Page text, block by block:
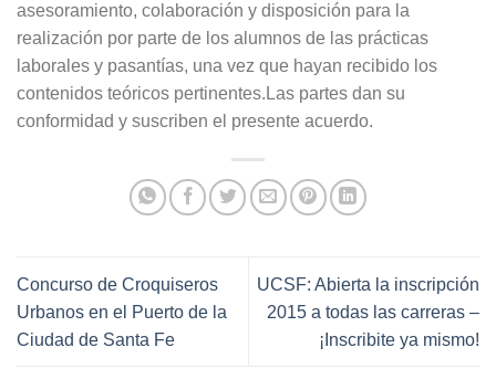
asesoramiento, colaboración y disposición para la
realización por parte de los alumnos de las prácticas
laborales y pasantías, una vez que hayan recibido los
contenidos teóricos pertinentes.Las partes dan su
conformidad y suscriben el presente acuerdo.
Concurso de Croquiseros
Urbanos en el Puerto de la
Ciudad de Santa Fe
UCSF: Abierta la inscripción
2015 a todas las carreras –
¡Inscribite ya mismo!